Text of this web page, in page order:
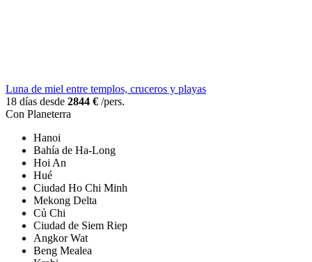
Luna de miel entre templos, cruceros y playas
18 días desde 2844 € /pers.
Con Planeterra
Hanoi
Bahía de Ha-Long
Hoi An
Hué
Ciudad Ho Chi Minh
Mekong Delta
Củ Chi
Ciudad de Siem Riep
Angkor Wat
Beng Mealea